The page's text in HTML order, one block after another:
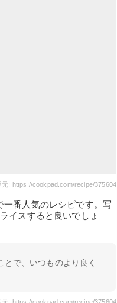
元: https://cookpad.com/recipe/375604
番人気のレシピです。写
イスすると良いでしょ
で、いつものより良く